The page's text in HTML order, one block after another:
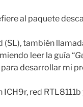
al paquete
también
leer la guía “
desarrollar mi
red